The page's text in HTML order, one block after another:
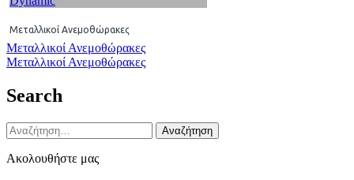
Μεταλλικοί Ανεμοθώρακες
Πλοήγηση
άρθρων
Μεταλλικοί Ανεμοθώρακες
Μεταλλικοί Ανεμοθώρακες
Search
Αναζήτηση
για:
Ακολουθήστε μας